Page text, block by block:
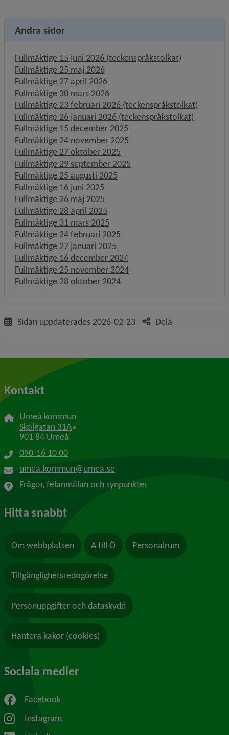
Andra sidor
Fullmäktige 15 juni 2026 (teckenspråkstolkat)
Fullmäktige 25 maj 2026
Fullmäktige 27 april 2026
Fullmäktige 30 mars 2026
Fullmäktige 23 februari 2026 (teckenspråkstolkat)
Fullmäktige 26 januari 2026 (teckenspråkstolkat)
Fullmäktige 15 december 2025
Fullmäktige 24 november 2025
Fullmäktige 27 oktober 2025
Fullmäktige 29 september 2025
Fullmäktige 25 augusti 2025
Fullmäktige 16 juni 2025
Fullmäktige 26 maj 2025
Fullmäktige 28 april 2025
Fullmäktige 31 mars 2025
Fullmäktige 24 februari 2025
Fullmäktige 27 januari 2025
Fullmäktige 16 december 2024
Fullmäktige 25 november 2024
Fullmäktige 28 oktober 2024
Sidan uppdaterades 2026-02-23 Dela
Kontakt
Umeå kommun
Skolgatan 31A Länk till annan webbplats, öppnas i nytt
901 84 Umeå
090-16 10 00
umea.kommun@umea.se
Frågor, felanmälan och synpunkter
Hitta snabbt
Om webbplatsen A till Ö Personalrum
Tillgänglighetsredogörelse
Personuppgifter och dataskydd
Hantera kakor (cookies)
Sociala medier
Facebook
Instagram